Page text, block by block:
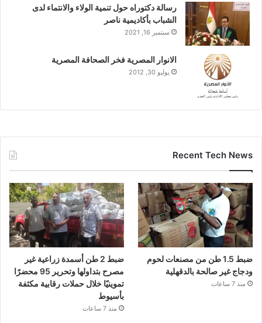
رسالة دكتوراه حول تنمية الولاء والانتماء لدى
الشباب بأكاديمية ناصر
سبتمبر 16, 2021
الانوار المصرية فخر الصحافة المصرية
يوليو 30, 2012
Recent Tech News
ضبط 1.5 طن من مصنعات لحوم
ودجاج غير صالحة بالدقهلية
منذ 7 ساعات
ضبط 2 طن أسمدة زراعية غير
مصرح بتداولها وتحرير 95 محضرًا
تموينيًا خلال حملات رقابية مكثفة
بأسيوط
منذ 7 ساعات